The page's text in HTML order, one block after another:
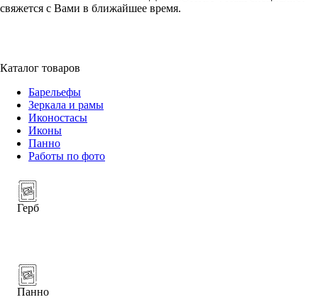
свяжется с Вами в ближайшее время.
Каталог товаров
Барельефы
Зеркала и рамы
Иконостасы
Иконы
Панно
Работы по фото
Герб
Панно